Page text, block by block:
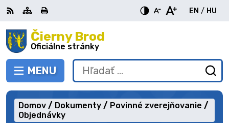
Preskočiť
na
obsah Čierny Brod
Oficiálne stránky
PREPNÚŤ
MENU
RSS MapaTlačiť
EN
English
/ HU
Hľadať:
Domov Dokumenty
Povinné zverejňovanie
Objednávky